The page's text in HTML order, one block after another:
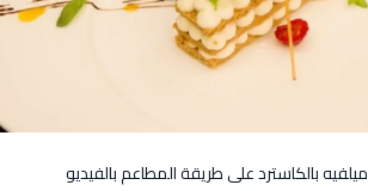
ميلفيه بالكاسترد على طريقة المطاعم بالفيديو